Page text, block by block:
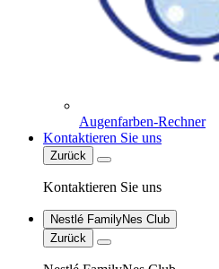
Augenfarben-Rechner
Kontaktieren Sie uns
Zurück
Kontaktieren Sie uns
Nestlé FamilyNes Club
Zurück